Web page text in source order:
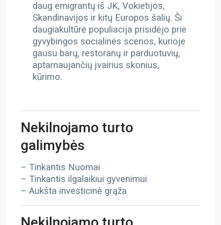
daug emigrantų iš JK, Vokietijos,
Skandinavijos ir kitų Europos šalių. Ši
daugiakultūrė populiacija prisidėjo prie
gyvybingos socialinės scenos, kurioje
gausu barų, restoranų ir parduotuvių,
aptarnaujančių įvairius skonius,
kūrimo.
Nekilnojamo turto
galimybės
– Tinkantis Nuomai
– Tinkantis ilgalaikiui gyvenimui
– Aukšta investicinė grąža